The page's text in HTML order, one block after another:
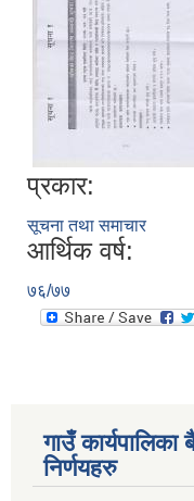
प्रकार:
सूचना तथा समाचार
आर्थिक वर्ष:
७६/७७
गाउँ
निर्णयहरु